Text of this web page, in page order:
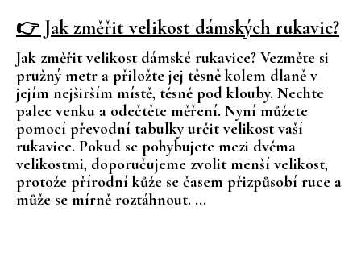
👉 Jak změřit velikost dámských rukavic?
Jak změřit velikost dámské rukavice? Vezměte si
pružný metr a přiložte jej těsně kolem dlaně v
jejím nejširším místě, těsně pod klouby. Nechte
palec venku a odečtěte měření. Nyní můžete
pomocí převodní tabulky určit velikost vaší
rukavice. Pokud se pohybujete mezi dvěma
velikostmi, doporučujeme zvolit menší velikost,
protože přírodní kůže se časem přizpůsobí ruce a
může se mírně roztáhnout. ...